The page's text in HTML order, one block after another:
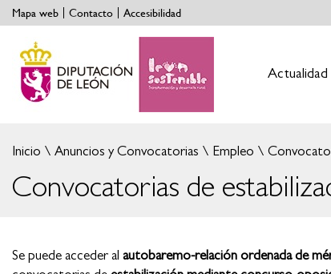
Mapa web Contacto Accesibilidad
Actualidad
Inicio Anuncios y Convocatorias Empleo
Convocatorias de
Se puede acceder al autobaremo-relación ordenada de